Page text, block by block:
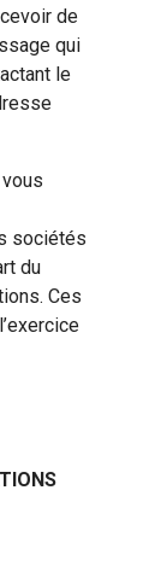
de
qui
le
sociétés
du
Ces